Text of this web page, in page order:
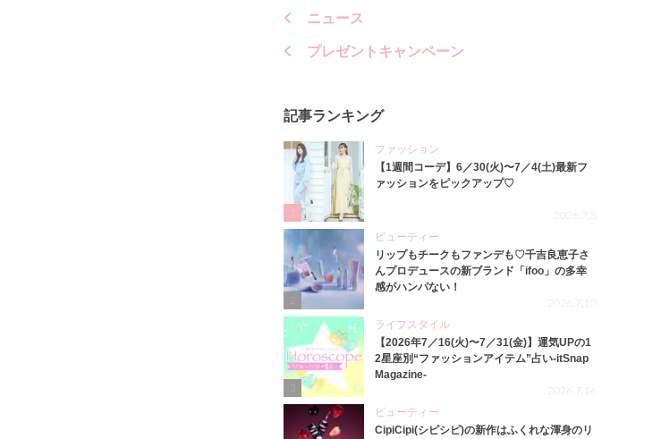
ニュース
プレゼントキャンペーン
記事ランキング
ファッション
【1週間コーデ】6／30(火)〜7／4(土)最新フ
ァッションをピックアップ♡
2026.7.8
ビューティー
リップもチークもファンデも♡千吉良恵子さ
んプロデュースの新ブランド「ifoo」の多幸
感がハンパない！
2026.7.10
3
ライフスタイル
【2026年7／16(火)〜7／31(金)】運気UPの1
2星座別“ファッションアイテム”占い-itSnap
Magazine-
2026.7.16
ビューティー
CipiCipi(シピシピ)の新作はふくれな渾身のリ